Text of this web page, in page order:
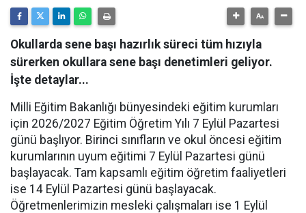
Okullarda sene başı hazırlık süreci tüm hızıyla
sürerken okullara sene başı denetimleri geliyor.
İşte detaylar...
Milli Eğitim Bakanlığı bünyesindeki eğitim kurumları
için 2026/2027 Eğitim Öğretim Yılı 7 Eylül Pazartesi
günü başlıyor. Birinci sınıfların ve okul öncesi eğitim
kurumlarının uyum eğitimi 7 Eylül Pazartesi günü
başlayacak. Tam kapsamlı eğitim öğretim faaliyetleri
ise 14 Eylül Pazartesi günü başlayacak.
Öğretmenlerimizin mesleki çalışmaları ise 1 Eylül